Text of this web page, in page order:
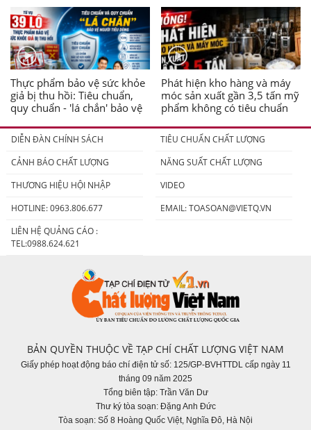
Thực phẩm bảo vệ sức khỏe
giả bị thu hồi: Tiêu chuẩn,
quy chuẩn - 'lá chắn' bảo vệ
Phát hiện kho hàng và máy
móc sản xuất gần 3,5 tấn mỹ
phẩm không có tiêu chuẩn
DIỄN ĐÀN CHÍNH SÁCH
TIÊU CHUẨN CHẤT LƯỢNG
CẢNH BÁO CHẤT LƯỢNG
NĂNG SUẤT CHẤT LƯỢNG
THƯƠNG HIỆU HỘI NHẬP
VIDEO
HOTLINE: 0963.806.677
EMAIL:TOASOAN@VIETQ.VN
LIÊN HỆ QUẢNG CÁO :
TEL:0988.624.621
BẢN QUYỀN THUỘC VỀ TẠP CHÍ CHẤT LƯỢNG VIỆT NAM
Giấy phép hoạt động báo chí điện tử số: 125/GP-BVHTTDL cấp ngày 11
tháng 09 năm 2025
Tổng biên tập: Trần Văn Dư
Thư ký tòa soạn: Đặng Anh Đức
Tòa soạn: Số 8 Hoàng Quốc Việt, Nghĩa Đô, Hà Nội